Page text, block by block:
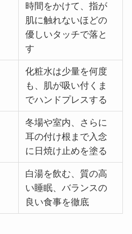
時間をかけて、指が
肌に触れないほどの
優しいタッチで落と
す
化粧水は少量を何度
も、肌が吸い付くま
でハンドプレスする
冬場や室内、さらに
耳の付け根まで入念
に日焼け止めを塗る
白湯を飲む、質の高
い睡眠、バランスの
良い食事を徹底